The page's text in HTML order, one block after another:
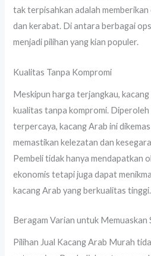
tak terpisahkan adalah
dan kerabat. Di antara berbagai
menjadi pilihan yang kian populer.
Kualitas Tanpa Kompromi
Meskipun harga terjangkau,
kualitas tanpa kompromi. Diperoleh
terpercaya, kacang Arab ini
memastikan kelezatan dan
Pembeli tidak hanya mendapatkan
ekonomis tetapi juga dapat
kacang Arab yang berkualitas tinggi.
Beragam Varian untuk Memuaskan
Pilihan Jual Kacang Arab Murah